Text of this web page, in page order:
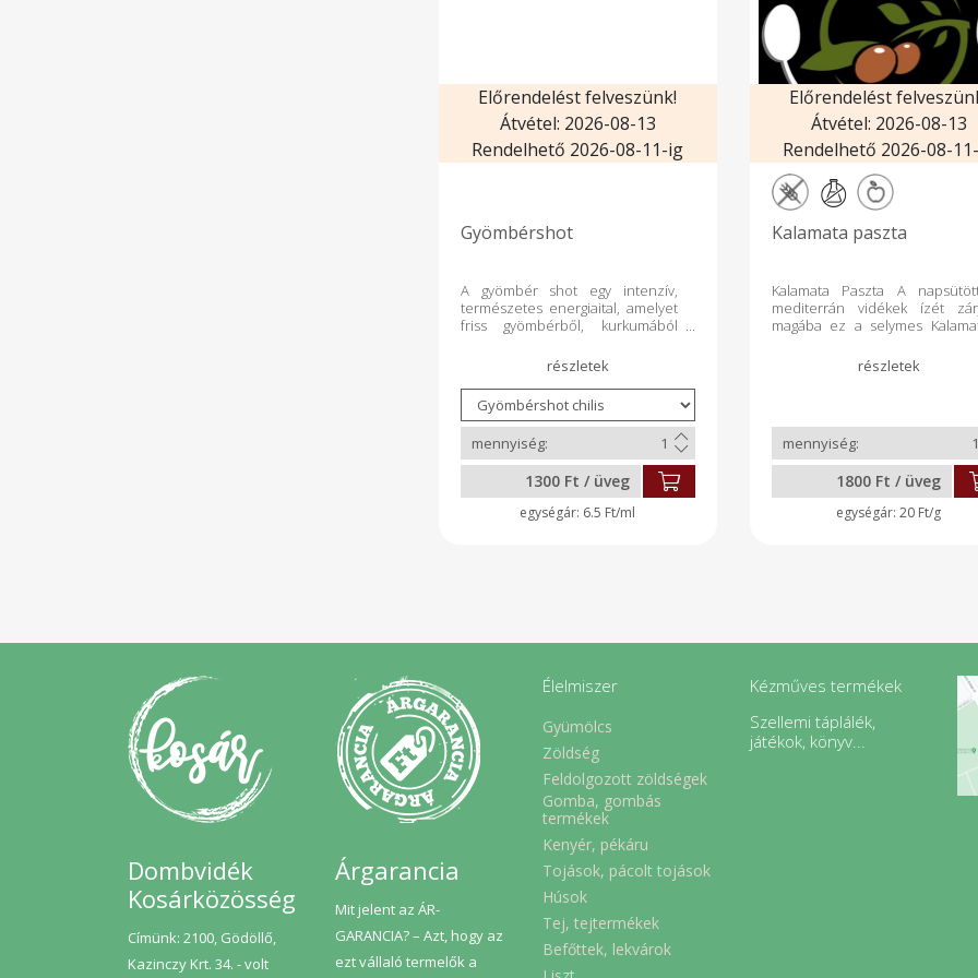
Előrendelést felveszünk!
Átvétel: 2026-08-13
Rendelhető 2026-08-11-ig
Gyömbérshot
A gyömbér shot egy intenzív,
természetes energiaital, amelyet
friss gyömbérből, kurkumából
kurkuma párosa erősíti az
immunrendszert, serkenti az
anyagcserét, és természetes
gyulladáscsökkentő hatású. Kis
mennyiségben is igazi
„vitaminbomba”, ami frissít,
élénkít és támogatja a szervezet
védekezőképességét —
különösen a hűvösebb
időszakokban. Több ízesítésben
1300 Ft / üveg
6.5 Ft/ml
Előrendelést
Átvétel: 2026-08-13
Rendelhető 2026-08-
Kalamata paszta
Kalamata Paszta A
mediterrán vidékek ízét
magába ez a selymes
telt zamata, a kapribogyó friss
sóssága és a napszárított
Tökéletes pirítósra,
szendvicsekbe vagy
tálakhoz. Összetevők:
olajbogyó (min. 80%),
napszárított
extraszűz olívaolaj, tengeri só,
1800 Ft / üveg
20 Ft/g
Dombvidék
Kosárközösség
Címünk: 2100, Gödöllő,
Kazinczy Krt. 34. - volt
Árgarancia
Mit jelent az ÁR-
GARANCIA? – Azt, hogy az
ezt vállaló termelők a
Élelmiszer
Gyümölcs
Zöldség
Feldolgozott zöldségek
Gomba, gombás
termékek
Kenyér, pékáru
Tojások, pácolt tojások
Húsok
Tej, tejtermékek
Befőttek, lekvárok
Kézműves termékek
Szellemi táplálék,
játékok, könyv...